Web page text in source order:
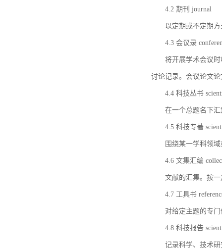
4.2 期刊 journal
以定期或不定期
4.3 会议录
将开展学术会议
讨论记录。会议论文
4.4 科技丛书
在一个总题名下
4.5 科技专著
围绕某一学科领
4.6 文集汇编
文献的汇集。按
4.7 工具书
对给定主题的专
4.8 科技报告
记录科学、技术